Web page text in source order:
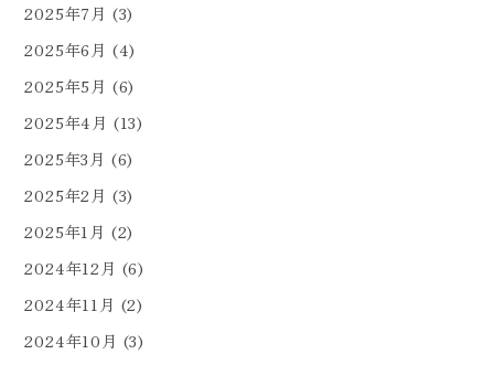
2025年7月 (3)
2025年6月 (4)
2025年5月 (6)
2025年4月 (13)
2025年3月 (6)
2025年2月 (3)
2025年1月 (2)
2024年12月 (6)
2024年11月 (2)
2024年10月 (3)